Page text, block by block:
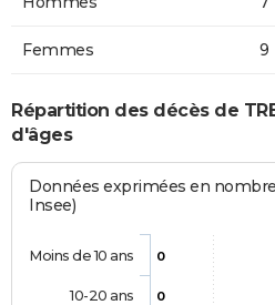
Femmes 9
Répartition des décès de
d'âges
Données exprimées en
Insee)
0
0
Moins de 10 ans
10-20 ans